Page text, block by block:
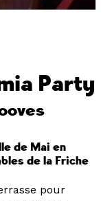
Party
de Mai en
de la Friche
pour